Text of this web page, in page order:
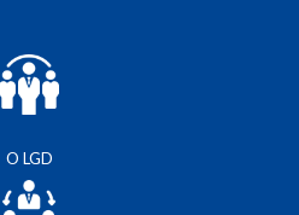
O LGD